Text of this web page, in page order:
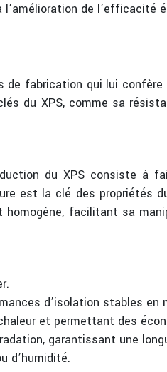
de l’efficacité
fabrication qui lui
du XPS, comme sa
du XPS consiste à
est la clé des propriétés
facilitant sa
d’isolation stables en
et permettant des
garantissant une
d’humidité.